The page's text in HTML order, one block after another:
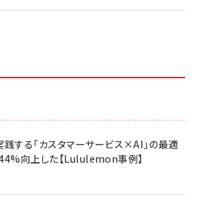
する「カスタマーサービス×AI」の最適
向上した【Lululemon事例】